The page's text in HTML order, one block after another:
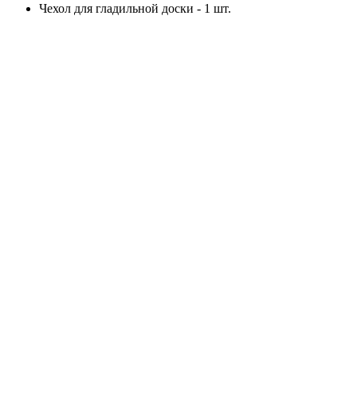
Чехол для гладильной доски - 1 шт.